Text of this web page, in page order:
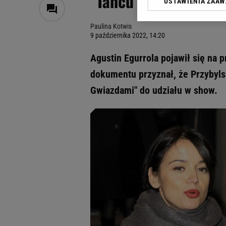
Paulina Kotwis
9 października 2022, 14:20
Agustin Egurrola pojawił się na
dokumentu przyznał, że
Gwiazdami" do udziału w show.
Klikając „Akceptuję”
odnośnik „Ustawienia
My, nasi Zaufani
Użycie dokładnych
Przechowywanie